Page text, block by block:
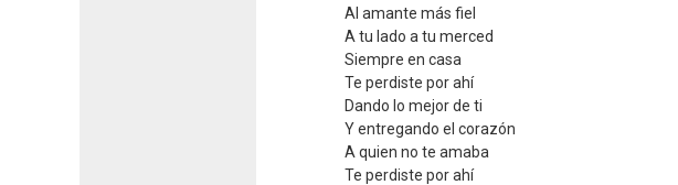
Al amante más fiel
A tu lado a tu merced
Siempre en casa
Te perdiste por ahí
Dando lo mejor de ti
Y entregando el corazón
A quien no te amaba
Te perdiste por ahí